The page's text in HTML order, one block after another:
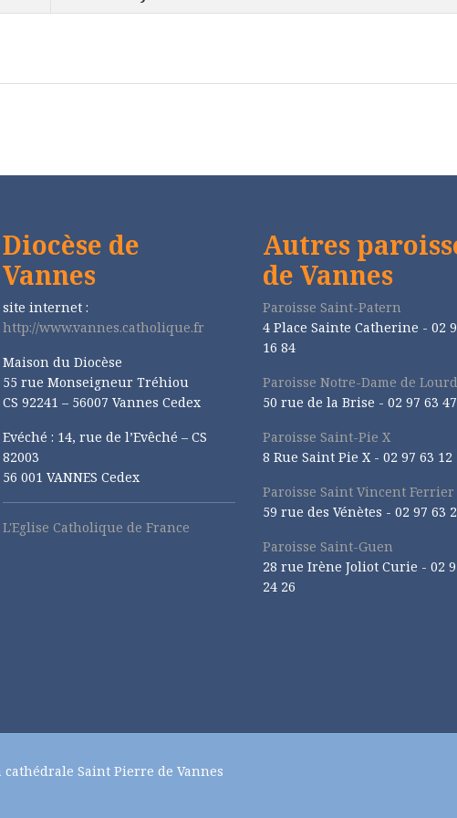
Diocèse de
Vannes
site internet :
http://www.vannes.catholique.fr
Maison du Diocèse
55 rue Monseigneur Tréhiou
CS 92241 – 56007 Vannes Cedex
Evéché : 14, rue de l’Evêché – CS
82003
56 001 VANNES Cedex
L'Eglise Catholique de France
Autres
de Vannes
Paroisse Saint-Patern
4 Place Sainte Catherine - 02
16 84
Paroisse Notre-Dame de
50 rue de la Brise - 02 97 63
Paroisse Saint-Pie X
8 Rue Saint Pie X - 02 97 63 12
Paroisse Saint Vincent Ferrier
59 rue des Vénètes - 02 97 63
Paroisse Saint-Guen
28 rue Irène Joliot Curie - 02
24 26
cathédrale Saint Pierre de Vannes